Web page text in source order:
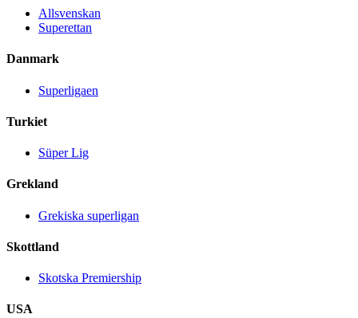
Allsvenskan
Superettan
Danmark
Superligaen
Turkiet
Süper Lig
Grekland
Grekiska superligan
Skottland
Skotska Premiership
USA